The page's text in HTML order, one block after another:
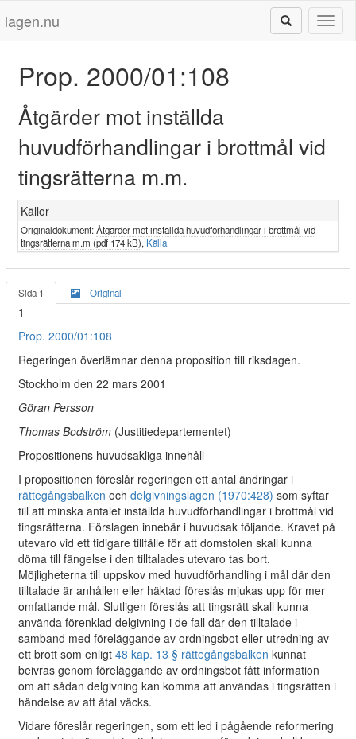
lagen.nu
Prop. 2000/01:108
Åtgärder mot inställda
huvudförhandlingar i brottmål vid
tingsrätterna m.m.
Källor
Originaldokument:Åtgärder mot inställda huvudförhandlingar i brottmål vid
tingsrätterna m.m (pdf 174 kB), Källa
Sida 1 Original
1
Prop. 2000/01:108
Regeringen överlämnar denna proposition till riksdagen.
Stockholm den 22 mars 2001
Göran Persson
Thomas Bodström (Justitiedepartementet)
Propositionens huvudsakliga innehåll
I propositionen föreslår regeringen ett antal ändringar i
rättegångsbalken och delgivningslagen (1970:428) som syftar
till att minska antalet inställda huvudförhandlingar i brottmål vid
tingsrätterna. Förslagen innebär i huvudsak följande. Kravet på
utevaro vid ett tidigare tillfälle för att domstolen skall kunna
döma till fängelse i den tilltalades utevaro tas bort.
Möjligheterna till uppskov med huvudförhandling i mål där den
tilltalade är anhållen eller häktad föreslås mjukas upp för mer
omfattande mål. Slutligen föreslås att tingsrätt skall kunna
använda förenklad delgivning i de fall där den tilltalade i
samband med föreläggande av ordningsbot eller utredning av
ett brott som enligt 48 kap. 13 § rättegångsbalken kunnat
beivras genom föreläggande av ordningsbot fått information
om att sådan delgivning kan komma att användas i tingsrätten i
händelse av att åtal väcks.
Vidare föreslår regeringen, som ett led i pågående reformering